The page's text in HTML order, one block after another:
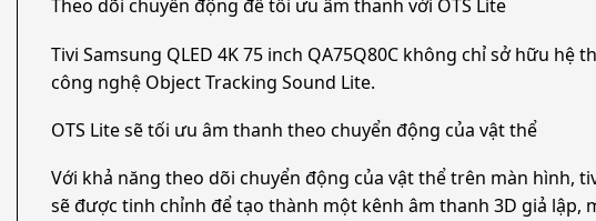
Theo dõi chuyển động để tối ưu âm thanh với OTS Lite
Tivi Samsung QLED 4K 75 inch QA75Q80C không chỉ sở hữu
công nghệ Object Tracking Sound Lite.
OTS Lite sẽ tối ưu âm thanh theo chuyển động của vật thể
Với khả năng theo dõi chuyển động của vật thể trên màn hình,
sẽ được tinh chỉnh để tạo thành một kênh âm thanh 3D giả